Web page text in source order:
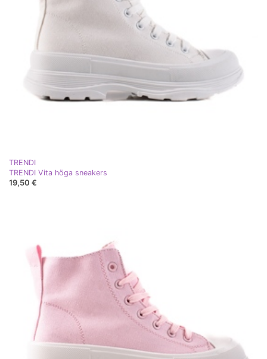
TRENDI
TRENDI Vita höga sneakers
19,50 €